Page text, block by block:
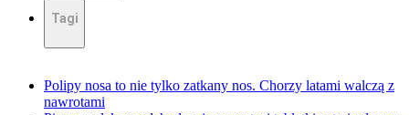
Tagi
Polipy nosa to nie tylko zatkany nos. Chorzy latami walczą z
nawrotami